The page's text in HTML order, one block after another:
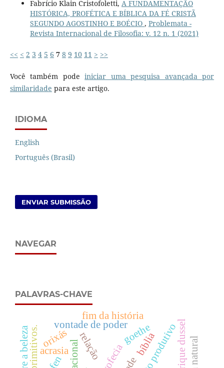
Fabrício Klain Cristofoletti, A FUNDAMENTAÇÃO
HISTÓRICA, PROFÉTICA E BÍBLICA DA FÉ CRISTÃ
SEGUNDO AGOSTINHO E BOÉCIO , Problemata -
Revista Internacional de Filosofia: v. 12 n. 1 (2021)
<< < 2 3 4 5 6 7 8 9 10 11 > >>
Você também podeiniciar uma pesquisa avançada por
similaridade para este artigo.
IDIOMA
English
Português (Brasil)
ENVIAR SUBMISSÃO
NAVEGAR
PALAVRAS-CHAVE
bíblia
profecia
relação
vontade de poder
acrasia
fim da história
enrique dussel
goethe
orixás